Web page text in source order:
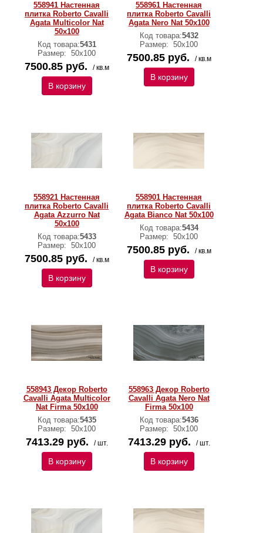
558941 Настенная
плитка Roberto Cavalli
Agata Multicolor Nat
50x100
Код товара:5431
Размер: 50х100
7500.85 руб. / кв.м
В корзину
558961 Настенная
плитка Roberto Cavalli
Agata Nero Nat 50x100
Код товара:5432
Размер: 50х100
7500.85 руб. / кв.м
В корзину
558921 Настенная
плитка Roberto Cavalli
Agata Azzurro Nat
50x100
Код товара:5433
Размер: 50х100
7500.85 руб. / кв.м
В корзину
558901 Настенная
плитка Roberto Cavalli
Agata Bianco Nat 50x100
Код товара:5434
Размер: 50х100
7500.85 руб. / кв.м
В корзину
558943 Декор Roberto
Cavalli Agata Multicolor
Nat Firma 50x100
Код товара:5435
Размер: 50х100
7413.29 руб. / шт.
В корзину
558963 Декор Roberto
Cavalli Agata Nero Nat
Firma 50x100
Код товара:5436
Размер: 50х100
7413.29 руб. / шт.
В корзину